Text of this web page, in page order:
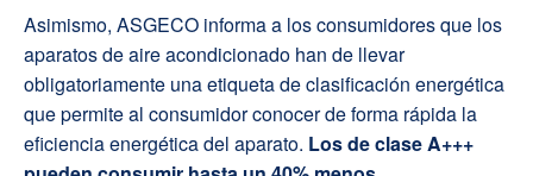
Asimismo, ASGECO informa a los consumidores que los
aparatos de aire acondicionado han de llevar
obligatoriamente una etiqueta de clasificación energética
que permite al consumidor conocer de forma rápida la
eficiencia energética del aparato. Los de clase A+++